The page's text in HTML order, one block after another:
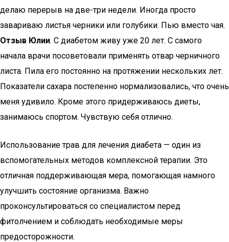
делаю перерыв на две-три недели. Иногда просто
завариваю листья черники или голубики. Пью вместо чая.
Отзыв Юлии. С диабетом живу уже 20 лет. С самого
начала врачи посоветовали применять отвар черничного
листа. Пила его постоянно на протяжении нескольких лет.
Показатели сахара постепенно нормализовались, что очень
меня удивило. Кроме этого придерживаюсь диеты,
занимаюсь спортом. Чувствую себя отлично.
Использование трав для лечения диабета — один из
вспомогательных методов комплексной терапии. Это
отличная поддерживающая мера, помогающая намного
улучшить состояние организма. Важно
проконсультироваться со специалистом перед
фитолчением и соблюдать необходимые меры
предосторожности.